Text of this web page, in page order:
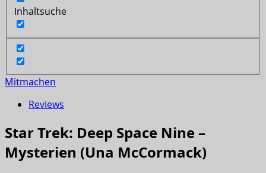
Inhaltsuche
Mitmachen
Reviews
Star Trek: Deep Space Nine –
Mysterien (Una McCormack)